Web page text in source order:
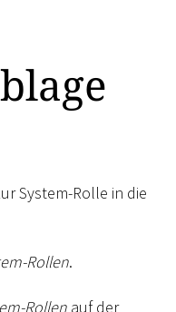
System-Rolle in die
Rollen.
Rollen auf der